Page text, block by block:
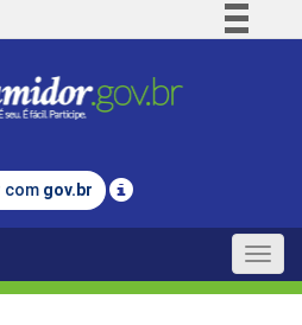
Comunica BR
Legislação
com gov.br
Toggle